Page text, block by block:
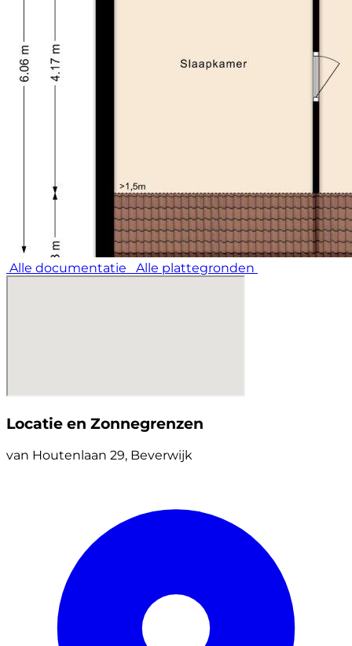
Alle documentatie Alle plattegronden
Locatie en Zonnegrenzen
van Houtenlaan 29, Beverwijk